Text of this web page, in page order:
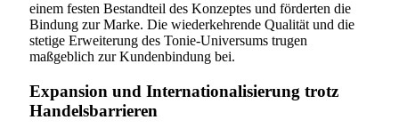
einem festen Bestandteil des Konzeptes und förderten die
Bindung zur Marke. Die wiederkehrende Qualität und die
stetige Erweiterung des Tonie-Universums trugen
maßgeblich zur Kundenbindung bei.
Expansion und Internationalisierung trotz
Handelsbarrieren